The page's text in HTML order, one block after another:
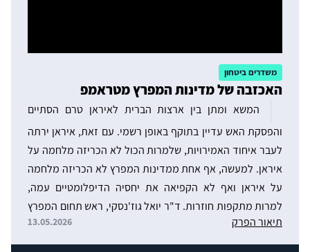
משדרים ביטחון
האכזבה של מדינות המפרץ מטראמפ
המשא ומתן בין ארצות הברית לאיראן טרם הסתיים
והפסקת האש עדיין בתוקף באופן רשמי. עם זאת, איראן ירתה
לעבר איחוד האמירויות, שלמרות הכול לא הכריזה מלחמה על
איראן. למעשה, אף אחת ממדינות המפרץ לא הכריזה מלחמה
על איראן ואף לא הקפיאה את יחסיה הדיפלומטיים עמה,
למרות מתקפות חוזרות. ד"ר יואל גוז'נסקי, ראש תחום המפרץ
במכון, מעריך בשיחה עם העיתונאית עמנואל אלבז-פלפס את
ההשלכות הראשונות של המלחמה באיראן על מדינות המפרץ
תיאור הפרק 13.05.2026